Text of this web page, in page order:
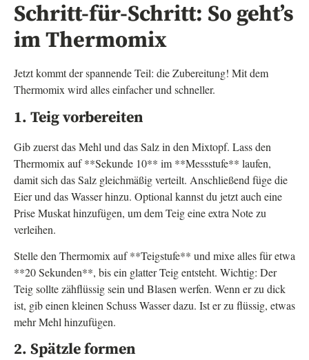
Schritt-für-Schritt: So geht’s
im Thermomix
Jetzt kommt der spannende Teil: die Zubereitung! Mit dem
Thermomix wird alles einfacher und schneller.
1. Teig vorbereiten
Gib zuerst das Mehl und das Salz in den Mixtopf. Lass den
Thermomix auf **Sekunde 10** im **Messstufe** laufen,
damit sich das Salz gleichmäßig verteilt. Anschließend füge die
Eier und das Wasser hinzu. Optional kannst du jetzt auch eine
Prise Muskat hinzufügen, um dem Teig eine extra Note zu
verleihen.
Stelle den Thermomix auf **Teigstufe** und mixe alles für etwa
**20 Sekunden**, bis ein glatter Teig entsteht. Wichtig: Der
Teig sollte zähflüssig sein und Blasen werfen. Wenn er zu dick
ist, gib einen kleinen Schuss Wasser dazu. Ist er zu flüssig, etwas
mehr Mehl hinzufügen.
2. Spätzle formen